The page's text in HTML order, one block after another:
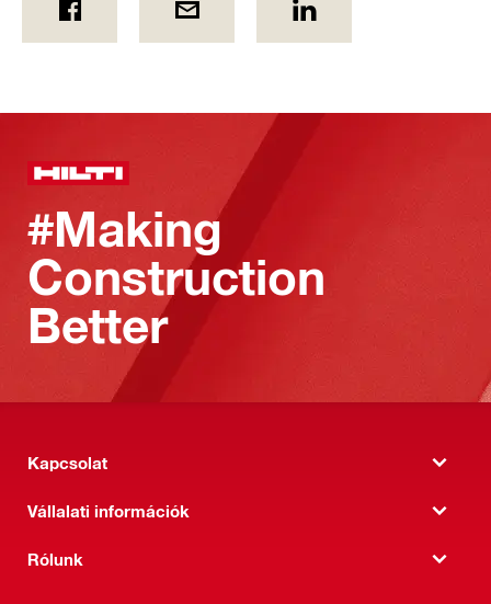
#Making
Construction
Better
Kapcsolat
Vállalati információk
Rólunk